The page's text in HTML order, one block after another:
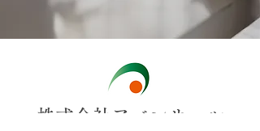
​株式会社アバンサール